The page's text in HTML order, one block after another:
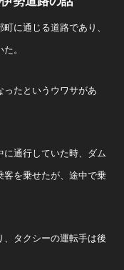
に通じる道路であり、
。
ったというウワサがあ
通行していた時、ダム
客を乗せたが、途中で乗
、タクシーの運転手は後